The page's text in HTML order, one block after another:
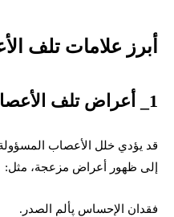
أبرز علامات تلف
1_ أعراض تلف
قد يؤدي خلل الأعصاب
إلى ظهور أعراض مزعجة، مثل:
فقدان الإحساس پألم الصدر.